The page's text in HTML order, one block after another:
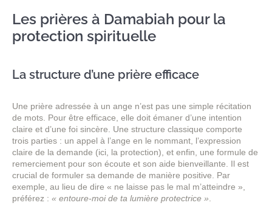
Les prières à Damabiah pour la
protection spirituelle
La structure d’une prière efficace
Une prière adressée à un ange n’est pas une simple récitation
de mots. Pour être efficace, elle doit émaner d’une intention
claire et d’une foi sincère. Une structure classique comporte
trois parties : un appel à l’ange en le nommant, l’expression
claire de la demande (ici, la protection), et enfin, une formule de
remerciement pour son écoute et son aide bienveillante. Il est
crucial de formuler sa demande de manière positive. Par
exemple, au lieu de dire « ne laisse pas le mal m’atteindre »,
préférez : « entoure-moi de ta lumière protectrice »